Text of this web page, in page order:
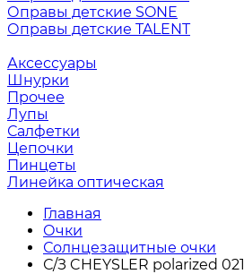
Оправы детские SONE
Оправы детские TALENT
Аксессуары
Шнурки
Прочее
Лупы
Салфетки
Цепочки
Пинцеты
Линейка оптическая
Главная
Очки
Солнцезащитные очки
С/З CHEYSLER polarized